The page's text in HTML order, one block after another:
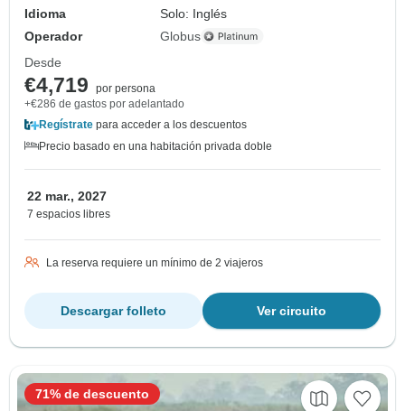
Idioma
Solo: Inglés
Operador
Globus
Desde
€4,719
por persona
+€286 de gastos por adelantado
Regístrate para acceder a los descuentos
Precio basado en una habitación privada doble
22 mar., 2027
7 espacios libres
La reserva requiere un mínimo de 2 viajeros
Ver circuito
Descargar folleto
71% de descuento